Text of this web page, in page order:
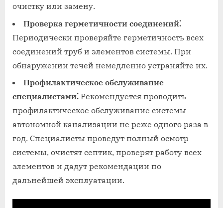
очистку или замену.
Проверка герметичности соединений⁚
Периодически проверяйте герметичность всех
соединений труб и элементов системы. При
обнаружении течей немедленно устраняйте их.
Профилактическое обслуживание
специалистами⁚ Рекомендуется проводить
профилактическое обслуживание системы
автономной канализации не реже одного раза в
год. Специалисты проведут полный осмотр
системы‚ очистят септик‚ проверят работу всех
элементов и дадут рекомендации по
дальнейшей эксплуатации.